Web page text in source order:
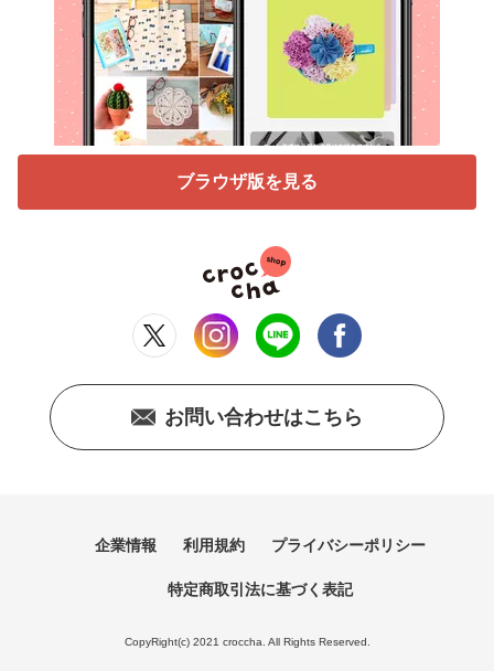
ブラウザ版を見る
お問い合わせはこちら
企業情報 利用規約 プライバシーポリシー
特定商取引法に基づく表記
CopyRight(c) 2021 croccha. All Rights Reserved.